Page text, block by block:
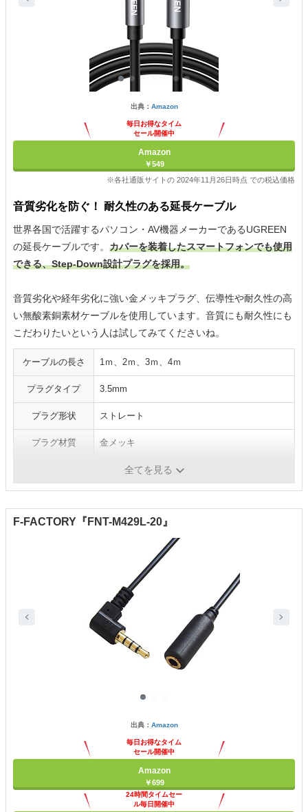
出典： Amazon
毎日お得なタイム
セール開催中
Amazon
￥549
※各社通販サイトの 2024年11月26日時点 での税込価格
音質劣化を防ぐ！ 耐久性のある延長ケーブル
世界各国で活躍するパソコン・AV機器メーカーであるUGREEN
の延長ケーブルです。 カバーを装着したスマートフォンでも使用
できる、Step-Down設計プラグを採用。
音質劣化や経年劣化に強い金メッキプラグ、伝導性や耐久性の高
い無酸素銅素材ケーブルを使用しています。音質にも耐久性にも
こだわりたいという人は試してみてくださいね。
ケーブルの長さ 1ｍ、2ｍ、3ｍ、4ｍ
プラグタイプ 3.5mm
プラグ形状 ストレート
プラグ材質 金メッキ
OFC（無酸素銅素材） ほか
全てを見る
F-FACTORY『FNT-M429L-20』
出典： Amazon
毎日お得なタイム
セール開催中
Amazon
￥699
24時間タイムセー
ル毎日開催中